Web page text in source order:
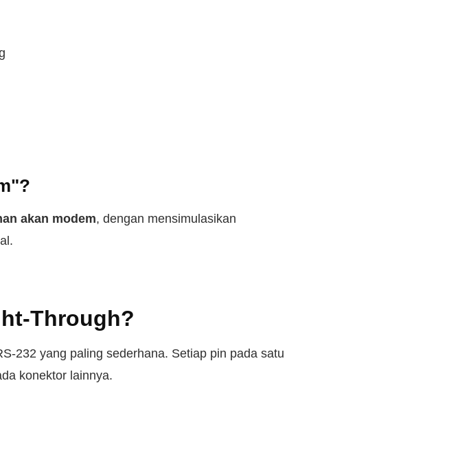
akan modem, dengan mensimulasikan
Through?
232 yang paling sederhana. Setiap pin pada satu
konektor lainnya.